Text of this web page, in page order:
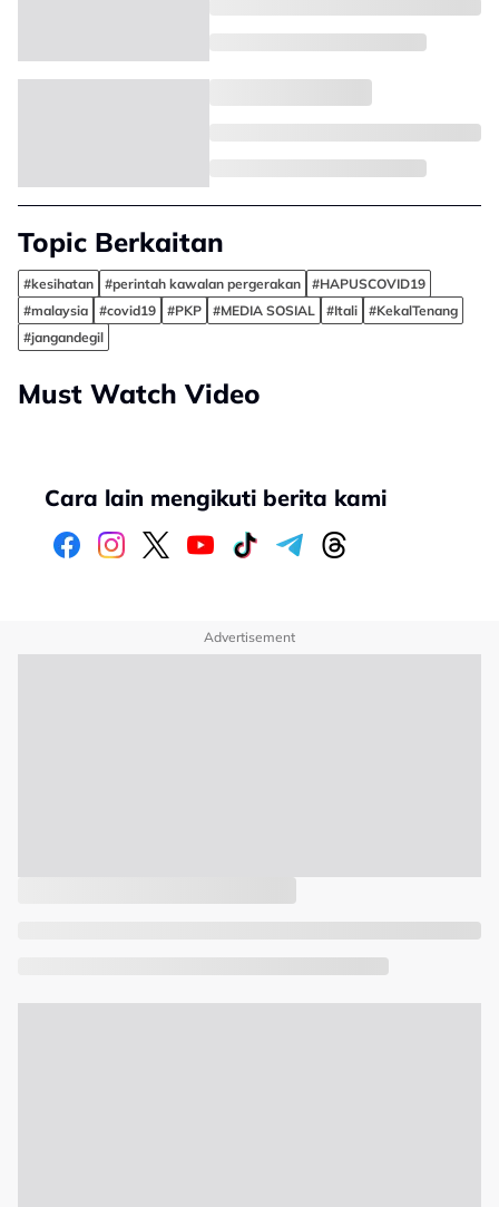
Topic Berkaitan
#kesihatan #perintah kawalan pergerakan
#HAPUSCOVID19
#malaysia
#covid19 #PKP #MEDIA SOSIAL #Itali
#KekalTenang
#jangandegil
Must Watch Video
Cara lain mengikuti berita kami
Advertisement